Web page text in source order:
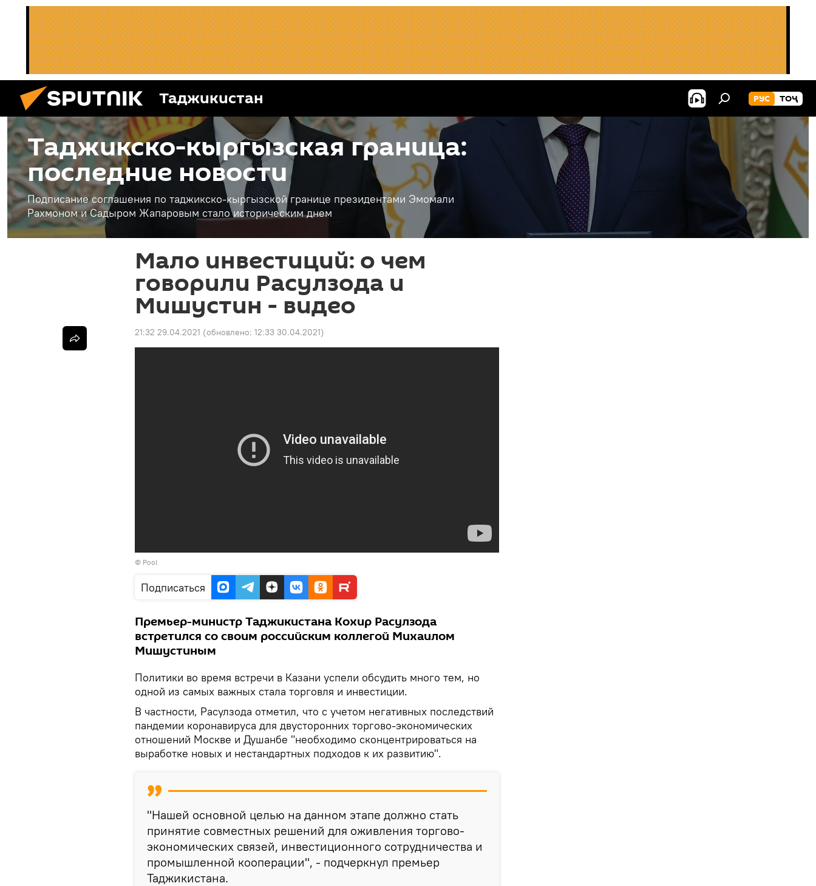
Таджикистан РУС ТОҶ
Таджикско-кыргызская граница:
последние новости
Подписание соглашения по таджикско-кыргызской границе президентами Эмомали
Рахмоном и Садыром Жапаровым стало историческим днем
Мало инвестиций: о чем
говорили Расулзода и
Мишустин - видео
21:32 29.04.2021 (обновлено: 12:33 30.04.2021)
© Pool
Подписаться
Премьер-министр Таджикистана Кохир Расулзода
встретился со своим российским коллегой Михаилом
Мишустиным
Политики во время встречи в Казани успели обсудить много тем, но
одной из самых важных стала торговля и инвестиции.
В частности, Расулзода отметил, что с учетом негативных последствий
пандемии коронавируса для двусторонних торгово-экономических
отношений Москве и Душанбе "необходимо сконцентрироваться на
выработке новых и нестандартных подходов к их развитию".
"Нашей основной целью на данном этапе должно стать
принятие совместных решений для оживления торгово-
экономических связей, инвестиционного сотрудничества и
промышленной кооперации", - подчеркнул премьер
Таджикистана.